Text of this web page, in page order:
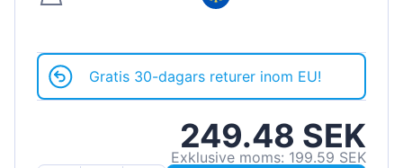
Gratis 30-dagars returer inom EU!
249.48 SEK
Exklusive moms: 199.59 SEK